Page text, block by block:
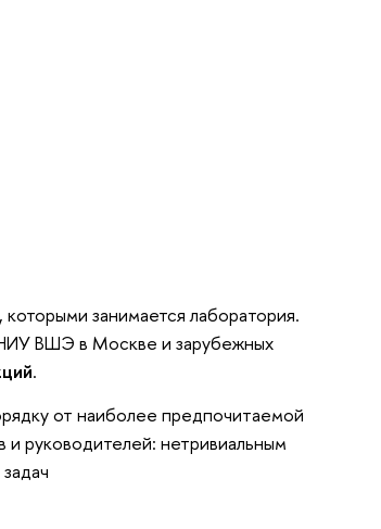
занимается лаборатория.
НИУ ВШЭ в Москве и зарубежных
.
от наиболее предпочитаемой
руководителей: нетривиальным